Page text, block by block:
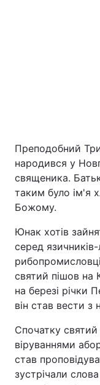
Преподобний
народився у
священика.
таким було ім'я
Божому.
Юнак хотів
серед
святий пішов на
на березі річки
він став вести з
Спочатку
віруваннями
став
зустрічали